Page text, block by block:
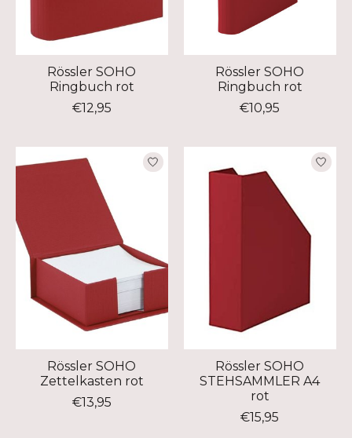
Rössler SOHO
Ringbuch rot
€12,95
Rössler SOHO
Ringbuch rot
€10,95
Rössler SOHO
Zettelkasten rot
€13,95
Rössler SOHO
STEHSAMMLER A4
rot
€15,95